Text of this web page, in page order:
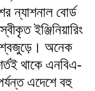
ন্যাশনাল বোর্ড
ইঞ্জিনিয়ারিং
অনেক
থাকে এনবিএ-
এদেশে বহু